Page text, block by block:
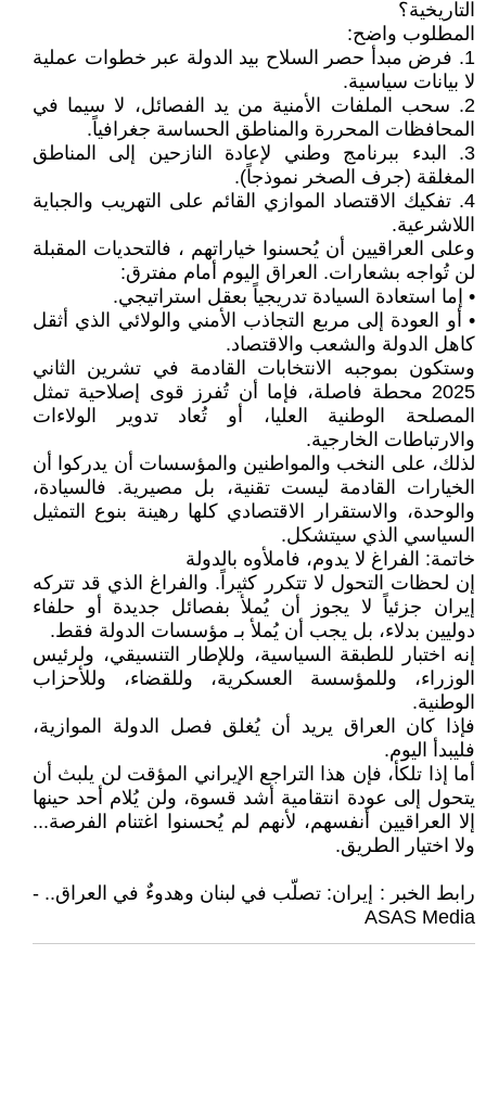
التاريخية؟
المطلوب واضح:
1. فرض مبدأ حصر السلاح بيد الدولة عبر خطوات عملية
لا بيانات سياسية.
2. سحب الملفات الأمنية من يد الفصائل، لا سيما في
المحافظات المحررة والمناطق الحساسة جغرافياً.
3. البدء ببرنامج وطني لإعادة النازحين إلى المناطق
المغلقة (جرف الصخر نموذجاً).
4. تفكيك الاقتصاد الموازي القائم على التهريب والجباية
اللاشرعية.
وعلى العراقيين أن يُحسنوا خياراتهم ، فالتحديات المقبلة
لن تُواجه بشعارات. العراق اليوم أمام مفترق:
• إما استعادة السيادة تدريجياً بعقل استراتيجي.
• أو العودة إلى مربع التجاذب الأمني والولائي الذي أثقل
كاهل الدولة والشعب والاقتصاد.
وستكون بموجبه الانتخابات القادمة في تشرين الثاني
2025 محطة فاصلة، فإما أن تُفرز قوى إصلاحية تمثل
المصلحة الوطنية العليا، أو تُعاد تدوير الولاءات
والارتباطات الخارجية.
لذلك، على النخب والمواطنين والمؤسسات أن يدركوا أن
الخيارات القادمة ليست تقنية، بل مصيرية. فالسيادة،
والوحدة، والاستقرار الاقتصادي كلها رهينة بنوع التمثيل
السياسي الذي سيتشكل.
خاتمة: الفراغ لا يدوم، فاملأوه بالدولة
إن لحظات التحول لا تتكرر كثيراً. والفراغ الذي قد تتركه
إيران جزئياً لا يجوز أن يُملأ بفصائل جديدة أو حلفاء
دوليين بدلاء، بل يجب أن يُملأ بـ مؤسسات الدولة فقط.
إنه اختبار للطبقة السياسية، وللإطار التنسيقي، ولرئيس
الوزراء، وللمؤسسة العسكرية، وللقضاء، وللأحزاب
الوطنية.
فإذا كان العراق يريد أن يُغلق فصل الدولة الموازية،
فليبدأ اليوم.
أما إذا تلكأ، فإن هذا التراجع الإيراني المؤقت لن يلبث أن
يتحول إلى عودة انتقامية أشد قسوة، ولن يُلام أحد حينها
إلا العراقيين أنفسهم، لأنهم لم يُحسنوا اغتنام الفرصة...
ولا اختيار الطريق.
رابط الخبر : إيران: تصلّب في لبنان وهدوءٌ في العراق.. -
ASAS Media